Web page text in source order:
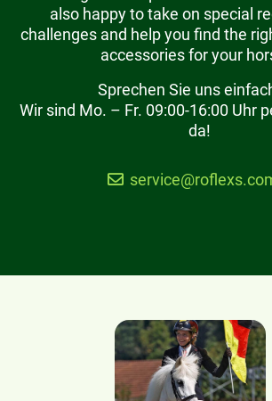
also happy to take on special
challenges and help you find the
accessories for your
Sprechen Sie uns
Wir sind Mo. – Fr. 09:00-16:00 Uhr
da!